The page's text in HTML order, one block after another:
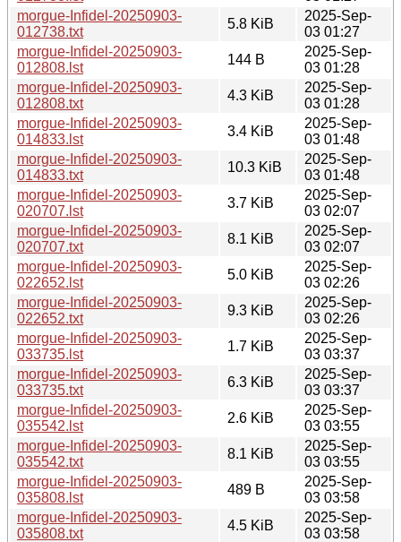
morgue-Infidel-20250903-
012738.txt
5.8 KiB
2025-Sep-
03 01:27
morgue-Infidel-20250903-
012808.lst
144 B
2025-Sep-
03 01:28
morgue-Infidel-20250903-
012808.txt
4.3 KiB
2025-Sep-
03 01:28
morgue-Infidel-20250903-
014833.lst
3.4 KiB
2025-Sep-
03 01:48
morgue-Infidel-20250903-
014833.txt
10.3 KiB
2025-Sep-
03 01:48
morgue-Infidel-20250903-
020707.lst
3.7 KiB
2025-Sep-
03 02:07
morgue-Infidel-20250903-
020707.txt
8.1 KiB
2025-Sep-
03 02:07
morgue-Infidel-20250903-
022652.lst
5.0 KiB
2025-Sep-
03 02:26
morgue-Infidel-20250903-
022652.txt
9.3 KiB
2025-Sep-
03 02:26
morgue-Infidel-20250903-
033735.lst
1.7 KiB
2025-Sep-
03 03:37
morgue-Infidel-20250903-
033735.txt
6.3 KiB
2025-Sep-
03 03:37
morgue-Infidel-20250903-
035542.lst
2.6 KiB
2025-Sep-
03 03:55
morgue-Infidel-20250903-
035542.txt
8.1 KiB
2025-Sep-
03 03:55
morgue-Infidel-20250903-
035808.lst
489 B
2025-Sep-
03 03:58
morgue-Infidel-20250903-
035808.txt
4.5 KiB
2025-Sep-
03 03:58